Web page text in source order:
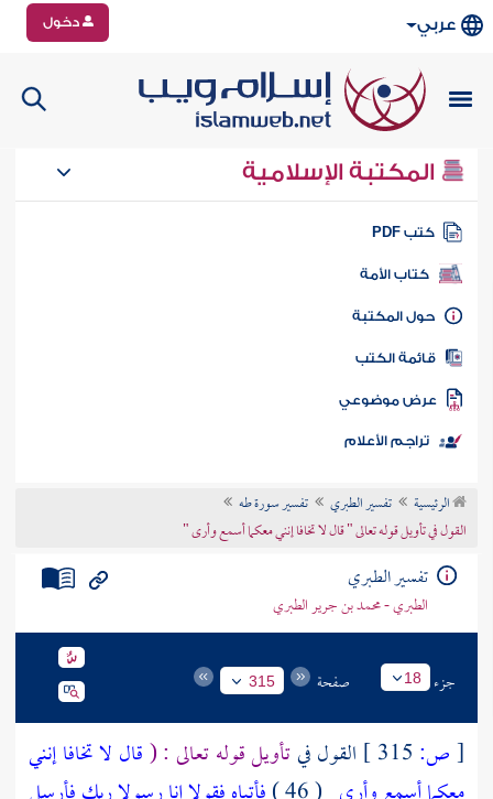
عربي دخول
المكتبة الإسلامية
كتب PDF
كتاب الأمة
المكتبة
الكتب
موضوعي
تراجم الأعلام
الرئيسية تفسير الطبري
تفسير سورة طه
القول في تأويل قوله تعالى " قال لا تخافا إنني معكما أسمع وأرى "
تفسير الطبري
الطبري - محمد بن جرير الطبري
جزء 18 صفحة 315
[ص: القول فيتأويل قوله تعالى : (قال لا تخافا إنني